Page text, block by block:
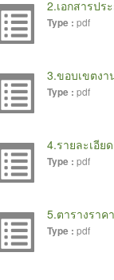
2.เอกสารปร
Type : pdf
3.ขอบเขตงา
Type : pdf
4.รายละเอี
Type : pdf
5.ตารางราค
Type : pdf